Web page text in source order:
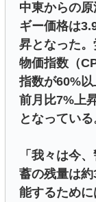
中東からの
ギー価格は
昇となった
物価指数（
指数が60%
前月比7%上
となっている
「我々は今
蓄の残量は
能するため